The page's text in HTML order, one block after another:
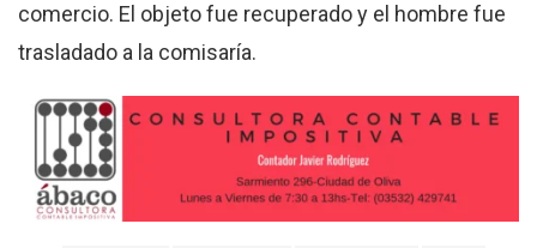
comercio. El objeto fue recuperado y el hombre fue
trasladado a la comisaría.